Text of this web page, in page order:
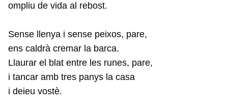
ompliu de vida al rebost.
Sense llenya i sense peixos, pare,
ens caldrà cremar la barca.
Llaurar el blat entre les runes, pare,
i tancar amb tres panys la casa
i deieu vostè.